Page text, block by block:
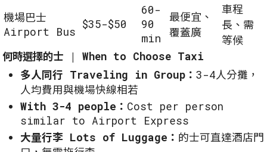
機場巴士
Airport Bus
$35-$50
60-
90
min
最便宜、
覆蓋廣
車程
長、需
等候
何時選擇的士 | When to Choose Taxi
多人同行 Traveling in Group：3-4人分攤，
人均費用與機場快線相若
With 3-4 people： Cost per person
similar to Airport Express
大量行李 Lots of Luggage： 的士可直達酒店門